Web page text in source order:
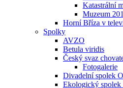
Katastrální
Muzeum
Horní Bříza v
Spolky
AVZO
Betula viridis
Český svaz
Fotogalerie
Divadelní spolek
Ekologický